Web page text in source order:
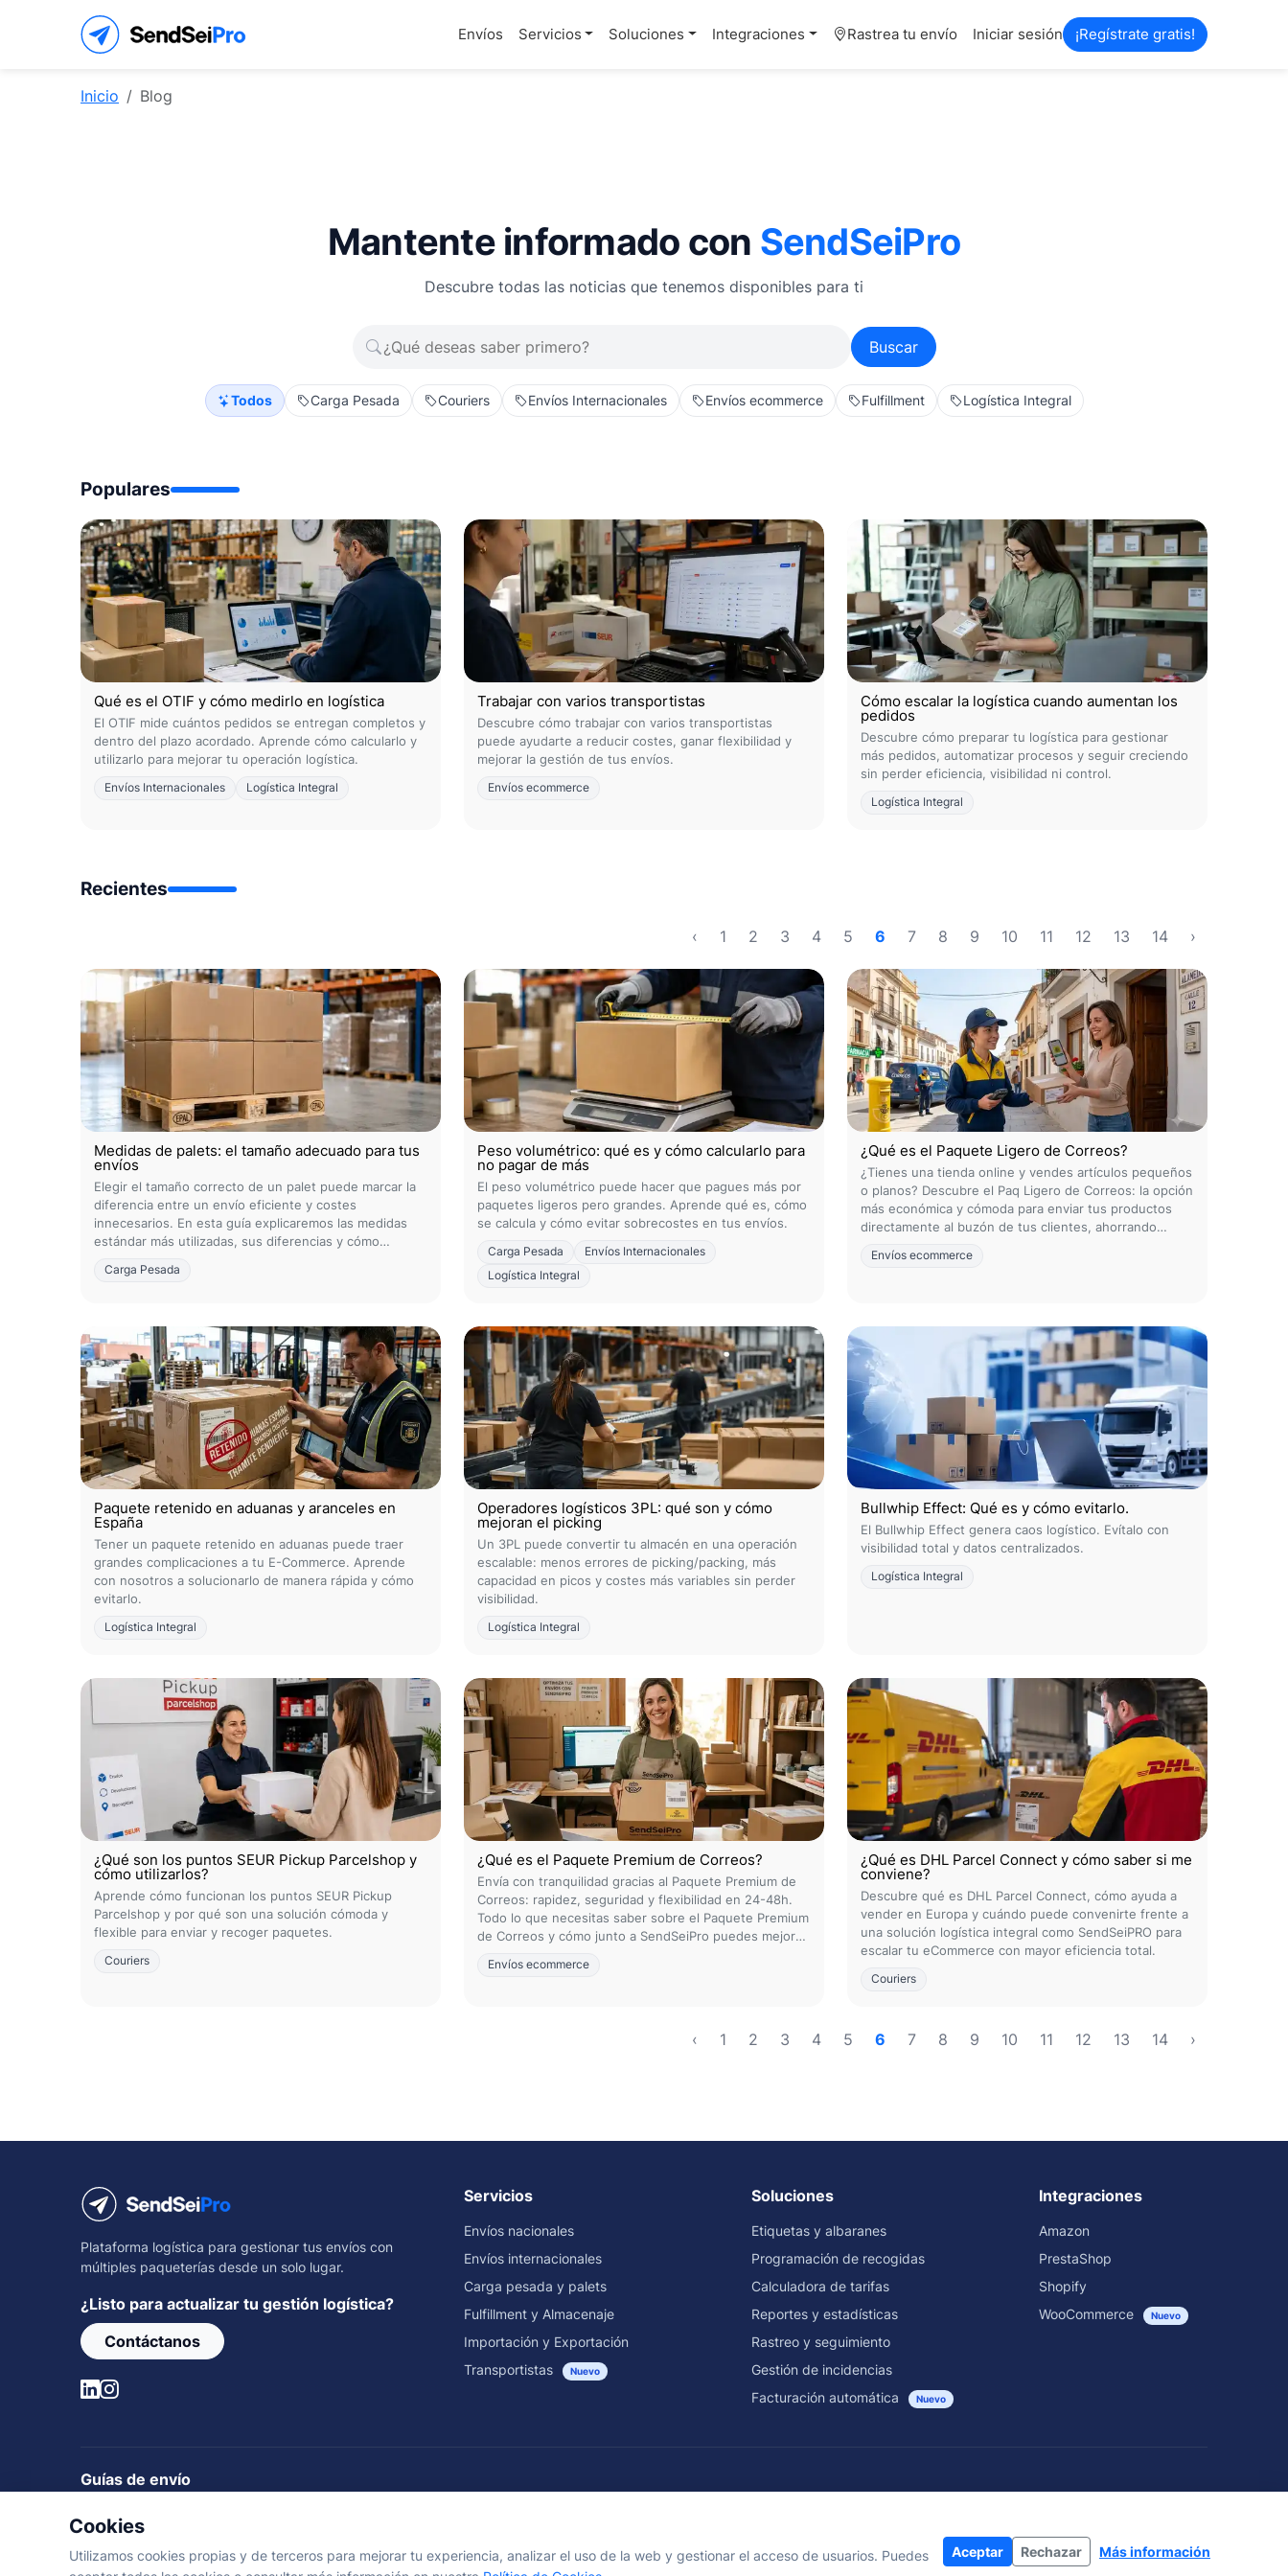
Envíos Servicios Soluciones Integraciones Rastrea tu envío Iniciar sesión ¡Regístrate gratis!
Inicio Blog
Mantente informado con SendSeiPro
Descubre todas las noticias que tenemos disponibles para ti
Buscar
Todos Carga Pesada Couriers Envíos Internacionales Envíos ecommerce Fulfillment Logística Integral
Populares
Qué es el OTIF y cómo medirlo en logística
El OTIF mide cuántos pedidos se entregan completos y
dentro del plazo acordado. Aprende cómo calcularlo y
utilizarlo para mejorar tu operación logística.
Envíos Internacionales Logística Integral
Trabajar con varios transportistas
Descubre cómo trabajar con varios transportistas
puede ayudarte a reducir costes, ganar flexibilidad y
mejorar la gestión de tus envíos.
Envíos ecommerce
Cómo escalar la logística cuando aumentan los
pedidos
Descubre cómo preparar tu logística para gestionar
más pedidos, automatizar procesos y seguir creciendo
sin perder eficiencia, visibilidad ni control.
Logística Integral
Recientes
‹ 1 2 3 4 5 6 7 8 9 10 11 12 13 14 ›
Medidas de palets: el tamaño adecuado para tus
envíos
Elegir el tamaño correcto de un palet puede marcar la
diferencia entre un envío eficiente y costes
innecesarios. En esta guía explicaremos las medidas
estándar más utilizadas, sus diferencias y cómo
mercancía, el peso y el destino.
Carga Pesada
Peso volumétrico: qué es y cómo calcularlo para
no pagar de más
El peso volumétrico puede hacer que pagues más por
paquetes ligeros pero grandes. Aprende qué es, cómo
se calcula y cómo evitar sobrecostes en tus envíos.
Carga Pesada
Envíos Internacionales
Logística Integral
¿Qué es el Paquete Ligero de Correos?
¿Tienes una tienda online y vendes artículos pequeños
o planos? Descubre el Paq Ligero de Correos: la opción
más económica y cómoda para enviar tus productos
directamente al buzón de tus clientes, ahorrando
Envíos ecommerce
Paquete retenido en aduanas y aranceles en
España
Tener un paquete retenido en aduanas puede traer
grandes complicaciones a tu E-Commerce. Aprende
con nosotros a solucionarlo de manera rápida y cómo
evitarlo.
Logística Integral
Operadores logísticos 3PL: qué son y cómo
mejoran el picking
Un 3PL puede convertir tu almacén en una operación
escalable: menos errores de picking/packing, más
capacidad en picos y costes más variables sin perder
visibilidad.
Logística Integral
Bullwhip Effect: Qué es y cómo evitarlo.
El Bullwhip Effect genera caos logístico. Evítalo con
visibilidad total y datos centralizados.
Logística Integral
¿Qué son los puntos SEUR Pickup Parcelshop y
cómo utilizarlos?
Aprende cómo funcionan los puntos SEUR Pickup
Parcelshop y por qué son una solución cómoda y
flexible para enviar y recoger paquetes.
Couriers
¿Qué es el Paquete Premium de Correos?
Envía con tranquilidad gracias al Paquete Premium de
Correos: rapidez, seguridad y flexibilidad en 24-48h.
Todo lo que necesitas saber sobre el Paquete Premium
de Correos y cómo junto a SendSeiPro puedes mejorar
Envíos ecommerce
¿Qué es DHL Parcel Connect y cómo saber si me
conviene?
Descubre qué es DHL Parcel Connect, cómo ayuda a
vender en Europa y cuándo puede convenirte frente a
una solución logística integral como SendSeiPRO para
escalar tu eCommerce con mayor eficiencia total.
Couriers
‹ 1 2 3 4 5 6 7 8 9 10 11 12 13 14 ›
Cookies
Utilizamos cookies propias y de terceros para mejorar tu experiencia, analizar el uso de la web y gestionar el acceso de usuarios. Puedes
Aceptar Rechazar Más información
Plataforma logística para gestionar tus envíos con
múltiples paqueterías desde un solo lugar.
¿Listo para actualizar tu gestión logística?
Contáctanos
Servicios
Envíos nacionales
Envíos internacionales
Carga pesada y palets
Fulfillment y Almacenaje
Importación y Exportación
Transportistas
Nuevo
Soluciones
Etiquetas y albaranes
Programación de recogidas
Calculadora de tarifas
Reportes y estadísticas
Rastreo y seguimiento
Gestión de incidencias
Facturación automática
Nuevo
Integraciones
Amazon
PrestaShop
Shopify
WooCommerce
Nuevo
Guías de envío